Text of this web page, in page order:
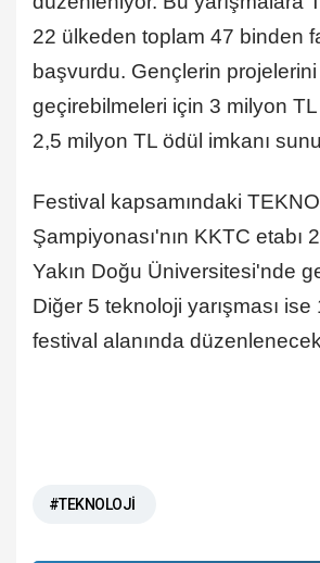
22 ülkeden toplam 47 binden
başvurdu. Gençlerin
geçirebilmeleri için 3 milyon
2,5 milyon TL ödül imkanı
Festival kapsamındaki
Şampiyonası'nın KKTC etabı
Yakın Doğu Üniversitesi'nde
Diğer 5 teknoloji yarışması ise
festival alanında
#TEKNOLOJİ